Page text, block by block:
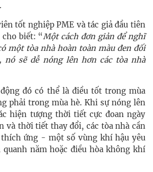
tốt nghiệp PME và tác giả đầu tiên
cho biết: “Một cách đơn giản để nghĩ
một tòa nhà hoàn toàn màu đen đối
sẽ dễ nóng lên hơn các tòa nhà
đó có thể là điều tốt trong mùa
phải trong mùa hè. Khi sự nóng lên
hiện tượng thời tiết cực đoan ngày
và thời tiết thay đổi, các tòa nhà cần
ứng - một số vùng khí hậu yêu
quanh năm hoặc điều hòa không khí